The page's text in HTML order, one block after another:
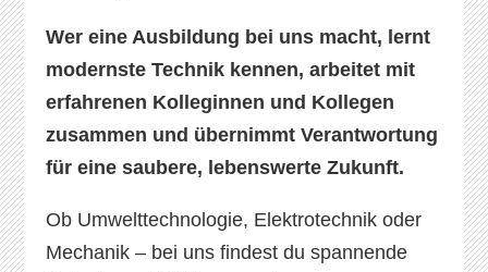
Wer eine Ausbildung bei uns macht, lernt
modernste Technik kennen, arbeitet mit
erfahrenen Kolleginnen und Kollegen
zusammen und übernimmt Verantwortung
für eine saubere, lebenswerte Zukunft.
Ob Umwelttechnologie, Elektrotechnik oder
Mechanik – bei uns findest du spannende